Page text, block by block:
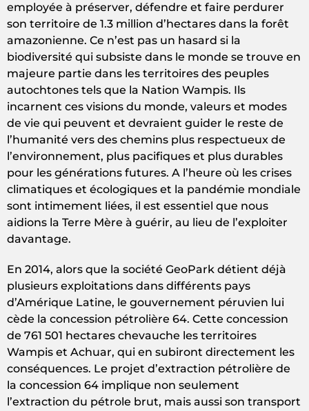
employée à préserver, défendre et faire perdurer
son territoire de 1.3 million d’hectares dans la forêt
amazonienne. Ce n’est pas un hasard si la
biodiversité qui subsiste dans le monde se trouve en
majeure partie dans les territoires des peuples
autochtones tels que la Nation Wampis. Ils
incarnent ces visions du monde, valeurs et modes
de vie qui peuvent et devraient guider le reste de
l’humanité vers des chemins plus respectueux de
l’environnement, plus pacifiques et plus durables
pour les générations futures. A l’heure où les crises
climatiques et écologiques et la pandémie mondiale
sont intimement liées, il est essentiel que nous
aidions la Terre Mère à guérir, au lieu de l’exploiter
davantage.
En 2014, alors que la société GeoPark détient déjà
plusieurs exploitations dans différents pays
d’Amérique Latine, le gouvernement péruvien lui
cède la concession pétrolière 64. Cette concession
de 761 501 hectares chevauche les territoires
Wampis et Achuar, qui en subiront directement les
conséquences. Le projet d’extraction pétrolière de
la concession 64 implique non seulement
l’extraction du pétrole brut, mais aussi son transport